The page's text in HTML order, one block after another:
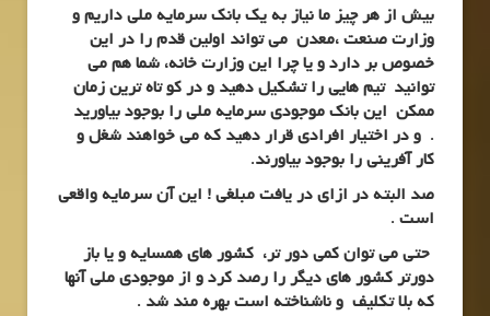
بیش از هر چیز ما نیاز به یک بانک سرمایه ملی داریم و
وزارت صنعت ،معدن می تواند اولین قدم را در این
خصوص بر دارد و یا چرا این وزارت خانه، شما هم می
توانید تیم هایی را تشکیل دهید و در کو تاه ترین زمان
ممکن این بانک موجودی سرمایه ملی را بوجود بیاورید
. و در اختیار افرادی قرار دهید که می خواهند شغل و
کار آفرینی را بوجود بیاورند.
صد البته در ازای در یافت مبلغی ! این آن سرمایه واقعی
است .
حتی می توان کمی دور تر، کشور های همسایه و یا باز
دورتر کشور های دیگر را رصد کرد و از موجودی ملی آنها
که بلا تکلیف و ناشناخته است بهره مند شد .